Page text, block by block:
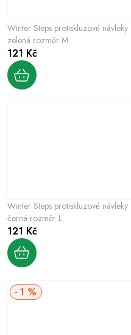
Winter Steps protiskluzové návleky
zelená rozměr M
121 Kč
Winter Steps protiskluzové návleky
černá rozměr L
121 Kč
1 %